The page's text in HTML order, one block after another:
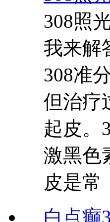
308照
我来解
308准
但治疗
起皮。
激黑色
皮是常
白点癫